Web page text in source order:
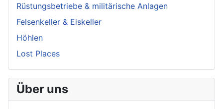
Rüstungsbetriebe & militärische Anlagen
Felsenkeller & Eiskeller
Höhlen
Lost Places
Über uns